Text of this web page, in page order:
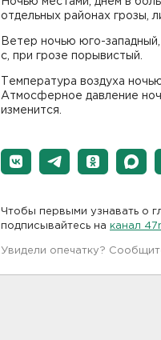
отдельных районах грозы,
Ветер ночью юго-
с, при грозе порывистый.
Температура воздуха
Атмосферное давление
изменится.
Чтобы первыми узнавать о
подписывайтесь на канал
Увидели опечатку?